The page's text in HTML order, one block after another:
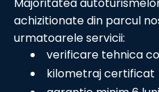
achizitionate din parcul
urmatoarele servicii:
verificare tehnica
kilometraj certificat